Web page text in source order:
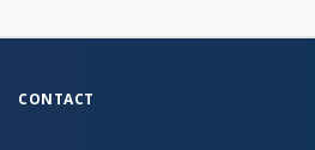
CONTACT